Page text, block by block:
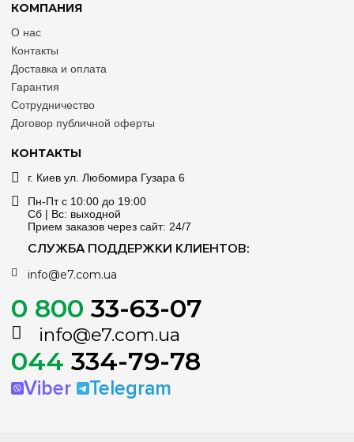
КОНТАКТЫ
г. Киев ул. Любомира Гузара 6
Пн-Пт с 10:00 до 19:00
Сб | Вс: выходной
Прием заказов через сайт: 24/7
СЛУЖБА ПОДДЕРЖКИ КЛИЕНТОВ:
info@e7.com.ua
0 800 33-63-07
info@e7.com.ua
044 334-79-78
Viber Telegram
КОМПАНИЯ
О нас
Контакты
Доставка и оплата
Гарантия
Сотрудничество
Договор публичной оферты